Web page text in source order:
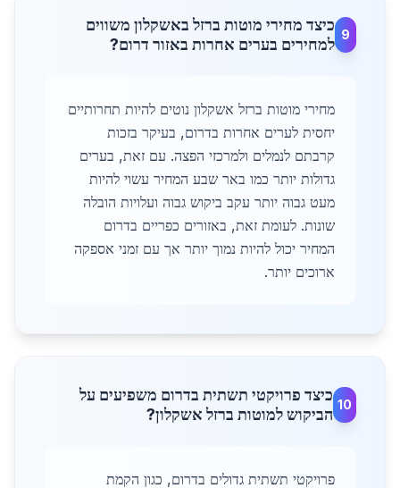
9
כיצד מחירי מוטות ברזל באשקלון משווים
למחירים בערים אחרות באזור דרום?
מחירי מוטות ברזל אשקלון נוטים להיות תחרותיים
יחסית לערים אחרות בדרום, בעיקר בזכות
קרבתם לנמלים ולמרכזי הפצה. עם זאת, בערים
גדולות יותר כמו באר שבע המחיר עשוי להיות
מעט גבוה יותר עקב ביקוש גבוה ועלויות הובלה
שונות. לעומת זאת, באזורים כפריים בדרום
המחיר יכול להיות נמוך יותר אך עם זמני אספקה
ארוכים יותר.
10
כיצד פרויקטי תשתית בדרום משפיעים על
הביקוש למוטות ברזל אשקלון?
פרויקטי תשתית גדולים בדרום, כגון הקמת